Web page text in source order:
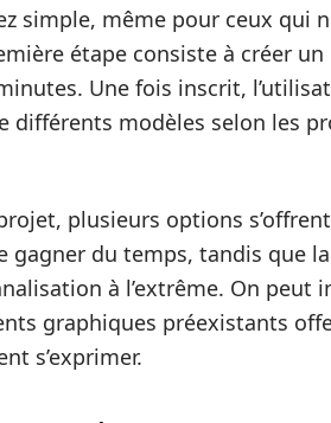
simple, même pour ceux qui
étape consiste à créer
Une fois inscrit,
différents modèles selon les
plusieurs options
gagner du temps, tandis que
à l’extrême. On peut
graphiques préexistants
s’exprimer.